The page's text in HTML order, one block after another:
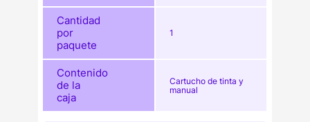
Cantidad
por
paquete
1
Contenido
de la
caja
Cartucho de tinta y
manual